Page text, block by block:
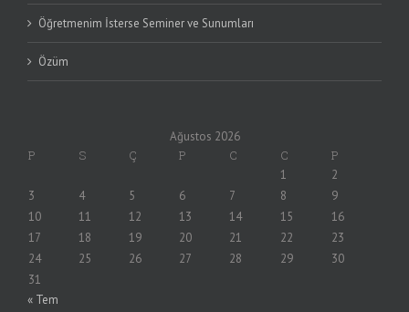
Öğretmenim İsterse Seminer ve Sunumları
Özüm
Ağustos 2026
P S Ç P C C P
1
2
3
4 5 6 7 8
9
10
11 12 13 14 15
16
17
18 19 20 21 22
23
24
25 26 27 28 29
30
31
« Tem